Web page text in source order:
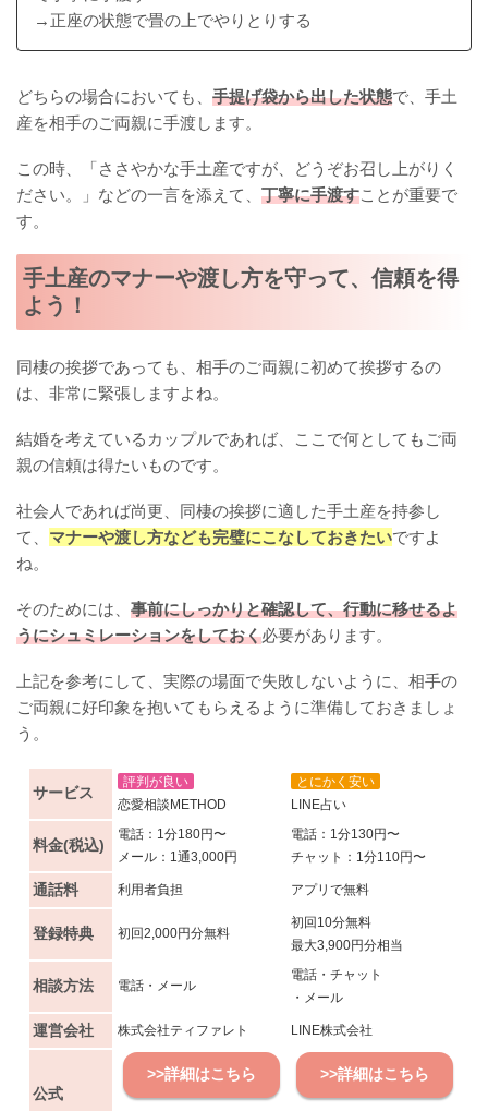
→正座の状態で畳の上でやりとりする
どちらの場合においても、 手提げ袋から出した状態で、手土
産を相手のご両親に手渡します。
この時、「ささやかな手土産ですが、どうぞお召し上がりく
ださい。」などの一言を添えて、 丁寧に手渡すことが重要で
す。
手土産のマナーや渡し方を守って、信頼を得
よう！
同棲の挨拶であっても、相手のご両親に初めて挨拶するの
は、非常に緊張しますよね。
結婚を考えているカップルであれば、ここで何としてもご両
親の信頼は得たいものです。
社会人であれば尚更、同棲の挨拶に適した手土産を持参し
て、 マナーや渡し方なども完璧にこなしておきたいですよ
ね。
そのためには、 事前にしっかりと確認して、行動に移せるよ
うにシュミレーションをしておく必要があります。
上記を参考にして、実際の場面で失敗しないように、相手の
ご両親に好印象を抱いてもらえるように準備しておきましょ
う。
サービス
評判が良い
恋愛相談METHOD
とにかく安い
LINE占い
料金(税込)
電話：1分180円〜
メール：1通3,000円
電話：1分130円〜
チャット：1分110円〜
通話料 利用者負担 アプリで無料
登録特典 初回2,000円分無料
初回10分無料
最大3,900円分相当
相談方法 電話・メール
電話・チャット
・メール
運営会社 株式会社ティファレト LINE株式会社
公式
>>詳細はこちら >>詳細はこちら